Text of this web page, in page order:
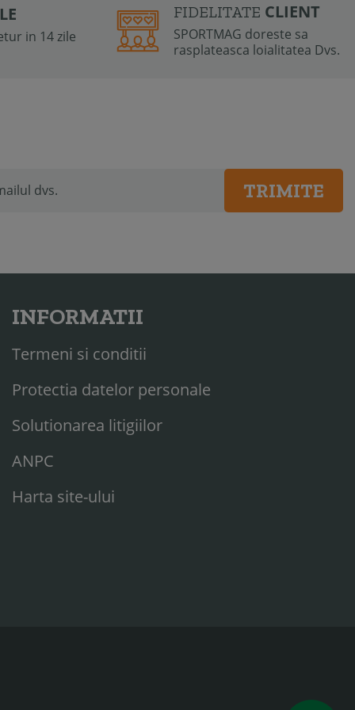
in 14 zile
FIDELITATE CLIENT
SPORTMAG doreste sa
rasplateasca loialitatea Dvs.
TRIMITE
INFORMATII
Termeni si conditii
Protectia datelor personale
Solutionarea litigiilor
ANPC
Harta site-ului